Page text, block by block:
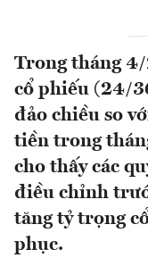
Trong tháng
cổ phiếu (24/
đảo chiều so
tiền trong
cho thấy các
điều chỉnh
tăng tỷ trọng
phục.